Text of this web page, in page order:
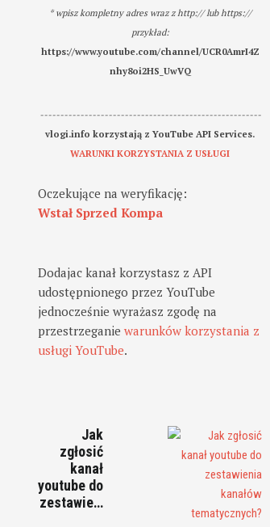
* wpisz kompletny adres wraz z http:// lub https://
przykład:
https://www.youtube.com/channel/UCR0AmrI4Z
nhy8oi2HS_UwVQ
-------------------------------------------------------
vlogi.info korzystają z YouTube API Services.
WARUNKI KORZYSTANIA Z USŁUGI
Oczekujące na weryfikację:
Wstał Sprzed Kompa
Dodajac kanał korzystasz z API
udostępnionego przez YouTube
jednocześnie wyrażasz zgodę na
przestrzeganiewarunków korzystania z
usługi YouTube.
Jak
zgłosić
kanał
youtube do
zestawie…